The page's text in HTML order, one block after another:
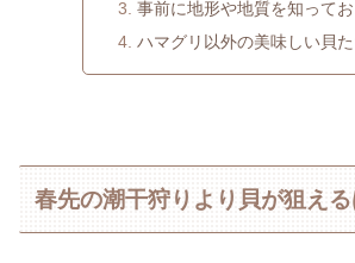
事前に地形や地質を知ってお
ハマグリ以外の美味しい貝た
春先の潮干狩りより貝が狙え